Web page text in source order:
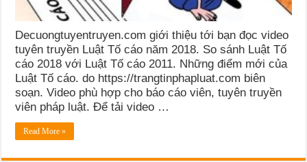
Decuongtuyentruyen.com giới thiệu tới bạn đọc video
tuyên truyền Luật Tố cáo năm 2018. So sánh Luật Tố
cáo 2018 với Luật Tố cáo 2011. Những điểm mới của
Luật Tố cáo. do https://trangtinphapluat.com biên
soạn. Video phù hợp cho báo cáo viên, tuyên truyền
viên pháp luật. Để tải video …
Read More »